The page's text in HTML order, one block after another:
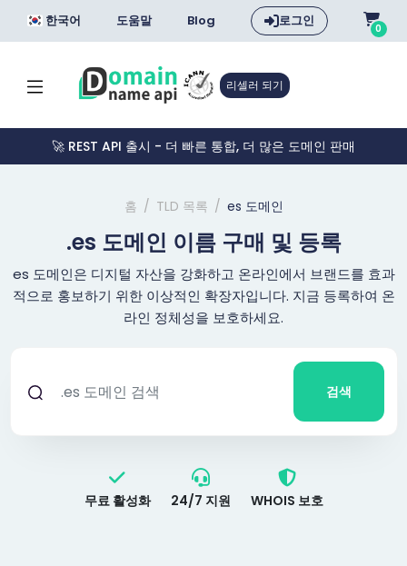
한국어 도움말 Blog 로그인 0
리셀러 되기
🚀 REST API 출시 - 더 빠른 통합, 더 많은 도메인 판매
홈 TLD 목록 es 도메인
.es 도메인 이름 구매 및 등록
es 도메인은 디지털 자산을 강화하고 온라인에서 브랜드를 효과
적으로 홍보하기 위한 이상적인 확장자입니다. 지금 등록하여 온
라인 정체성을 보호하세요.
검색
무료 활성화 24/7 지원 WHOIS 보호